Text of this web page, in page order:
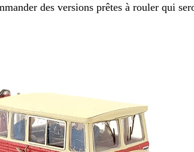
des versions prêtes à rouler qui